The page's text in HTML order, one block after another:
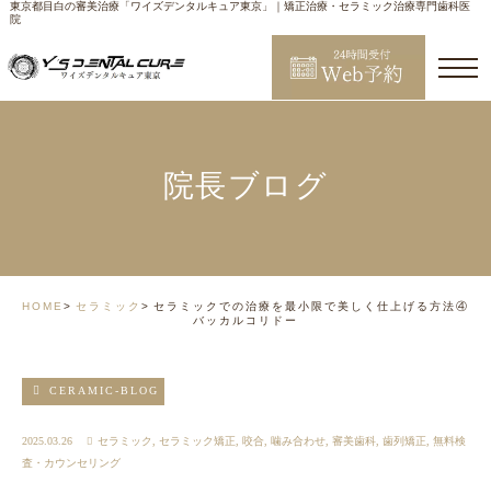
東京都目白の審美治療「ワイズデンタルキュア東京」｜矯正治療・セラミック治療専門歯科医
院
院長ブログ
HOME セラミック
セラミックでの治療を最小限で美しく仕上げる方法④
バッカルコリドー
CERAMIC-BLOG
2025.03.26 セラミック セラミック矯正 咬合 噛み合わせ 審美歯科 歯列矯正
無料検
査・カウンセリング